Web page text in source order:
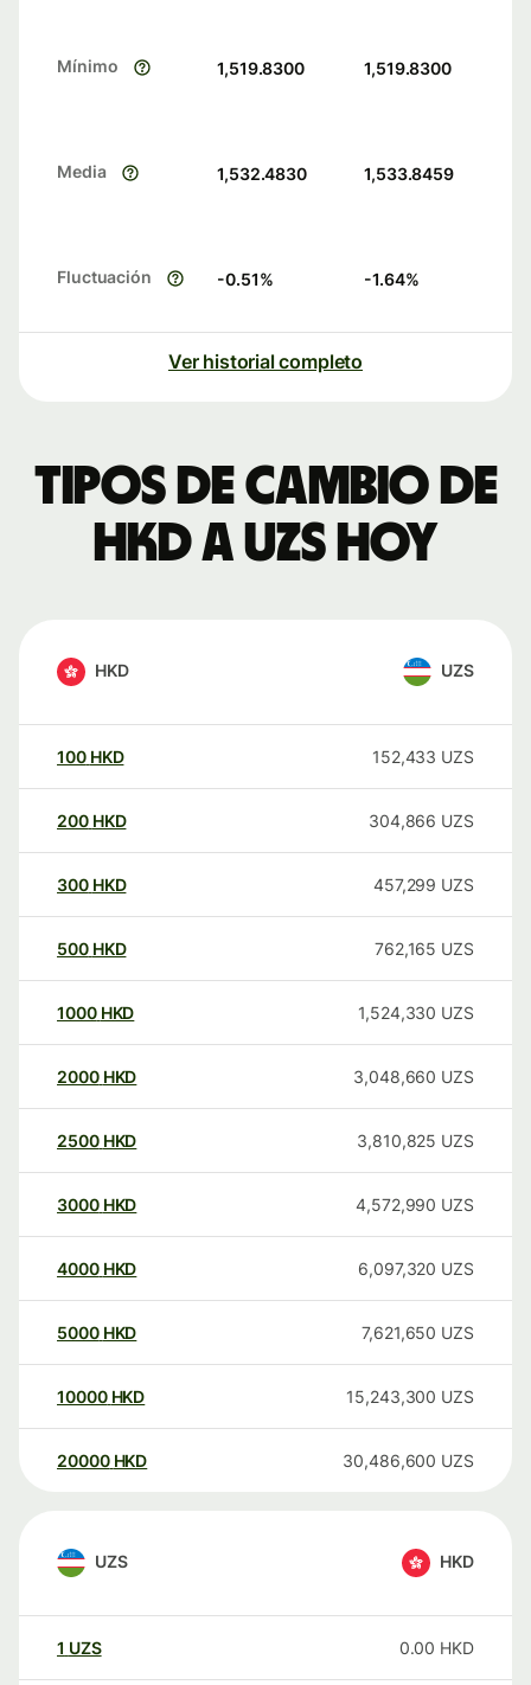
Mínimo 1,519.8300 1,519.8300
Media 1,532.4830 1,533.8459
Fluctuación -0.51% -1.64%
Ver historial completo
Tipos de cambio de
HKD a UZS hoy
HKD UZS
100 HKD 152,433 UZS
200 HKD 304,866 UZS
300 HKD 457,299 UZS
500 HKD 762,165 UZS
1000 HKD 1,524,330 UZS
2000 HKD 3,048,660 UZS
2500 HKD 3,810,825 UZS
3000 HKD 4,572,990 UZS
4000 HKD 6,097,320 UZS
5000 HKD 7,621,650 UZS
10000 HKD 15,243,300 UZS
20000 HKD 30,486,600 UZS
UZS HKD
1 UZS 0.00 HKD